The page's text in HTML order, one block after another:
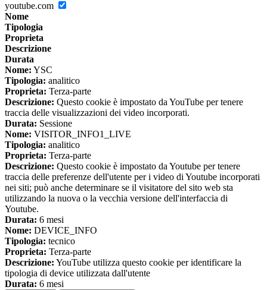
youtube.com
Nome
Tipologia
Proprieta
Descrizione
Durata
Nome: YSC
Tipologia: analitico
Proprieta: Terza-parte
Descrizione: Questo cookie è impostato da YouTube per tenere
traccia delle visualizzazioni dei video incorporati.
Durata: Sessione
Nome: VISITOR_INFO1_LIVE
Tipologia: analitico
Proprieta: Terza-parte
Descrizione: Questo cookie è impostato da Youtube per tenere
traccia delle preferenze dell'utente per i video di Youtube incorporati
nei siti; può anche determinare se il visitatore del sito web sta
utilizzando la nuova o la vecchia versione dell'interfaccia di
Youtube.
Durata: 6 mesi
Nome: DEVICE_INFO
Tipologia: tecnico
Proprieta: Terza-parte
Descrizione: YouTube utilizza questo cookie per identificare la
tipologia di device utilizzata dall'utente
Durata: 6 mesi